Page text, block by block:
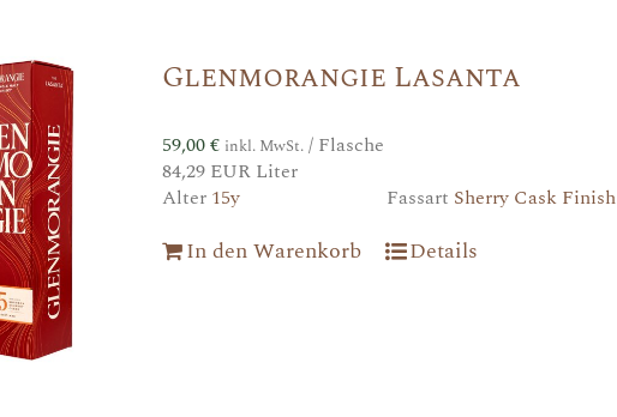
Glenmorangie Lasanta
59,00€ inkl. MwSt./ Flasche
84,29 EUR Liter
Alter 15y Fassart Sherry Cask Finish
In den Warenkorb Details